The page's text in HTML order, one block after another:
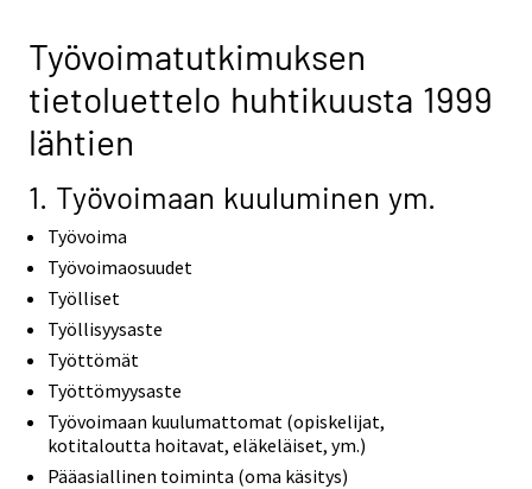
Työvoimatutkimuksen
tietoluettelo huhtikuusta 1999
lähtien
1. Työvoimaan kuuluminen ym.
Työvoima
Työvoimaosuudet
Työlliset
Työllisyysaste
Työttömät
Työttömyysaste
Työvoimaan kuulumattomat (opiskelijat,
kotitaloutta hoitavat, eläkeläiset, ym.)
Pääasiallinen toiminta (oma käsitys)